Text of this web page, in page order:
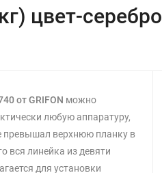
цвет-серебро
отGRIFON можно
любую аппаратуру,
превышал верхнюю планку в
вся линейка из девяти
для установки